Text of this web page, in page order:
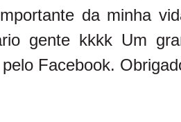
da minha
gente kkkk Um
Facebook.